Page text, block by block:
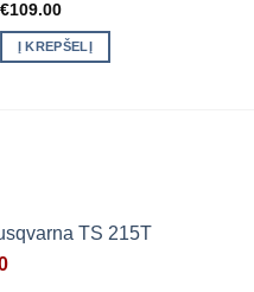
€109.00
Į KREPŠELĮ
TS 215T
Current